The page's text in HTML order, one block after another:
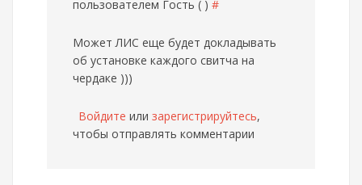
пользователем Гость ( ) #
Может ЛИС еще будет докладывать
об установке каждого свитча на
чердаке )))
Войдите или зарегистрируйтесь,
чтобы отправлять комментарии